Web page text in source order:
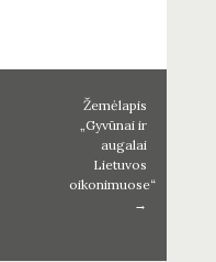
Žemėlapis
„Gyvūnai ir
augalai
Lietuvos
oikonimuose“
→